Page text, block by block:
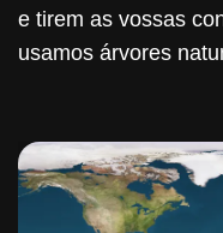
e tirem as vossas
usamos árvores